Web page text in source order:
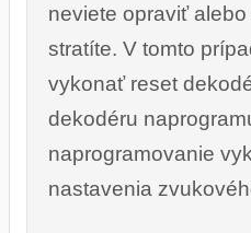
neviete opraviť
stratíte. V tomto
vykonať reset
dekodéru
naprogramovanie
nastavenia